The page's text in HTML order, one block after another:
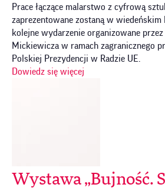
Prace łączące malarstwo z cyfrową
zaprezentowane zostaną w wiedeńskim
kolejne wydarzenie organizowane
Mickiewicza w ramach zagranicznego
Polskiej Prezydencji w Radzie UE.
Dowiedz się więcej
Wystawa „Bujność.